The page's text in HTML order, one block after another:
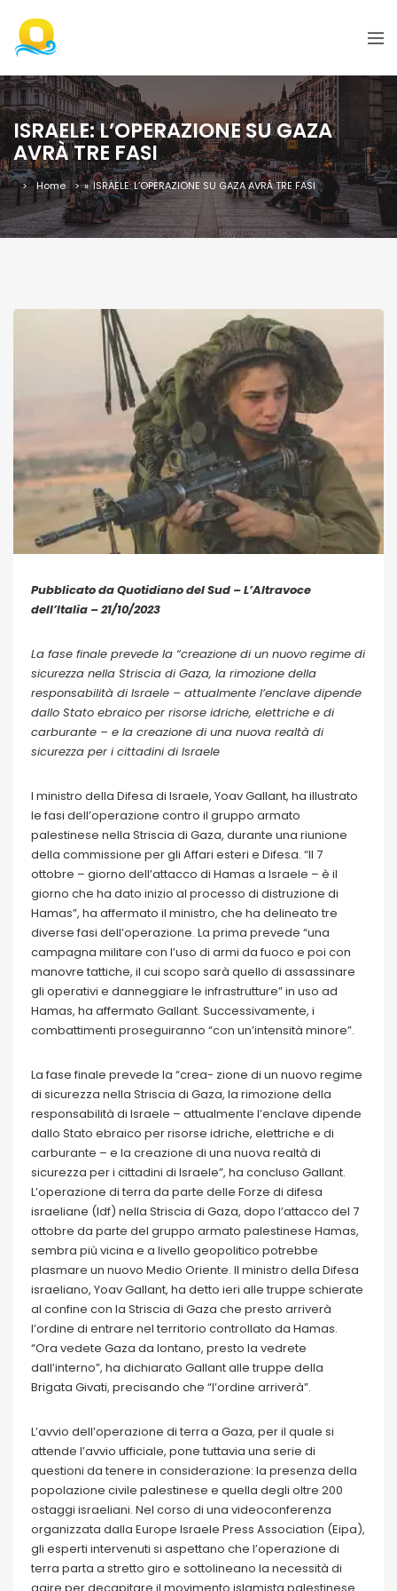
ISRAELE: L’OPERAZIONE SU GAZA
AVRÀ TRE FASI
Home » ISRAELE: L’OPERAZIONE SU GAZA AVRÀ TRE FASI
Pubblicato da Quotidiano del Sud – L’Altravoce
dell’Italia – 21/10/2023
La fase finale prevede la “creazione di un nuovo regime di
sicurezza nella Striscia di Gaza, la rimozione della
responsabilità di Israele – attualmente l’enclave dipende
dallo Stato ebraico per risorse idriche, elettriche e di
carburante – e la creazione di una nuova realtà di
sicurezza per i cittadini di Israele
l ministro della Difesa di Israele, Yoav Gallant, ha illustrato
le fasi dell’operazione contro il gruppo armato
palestinese nella Striscia di Gaza, durante una riunione
della commissione per gli Affari esteri e Difesa. “Il 7
ottobre – giorno dell’attacco di Hamas a Israele – è il
giorno che ha dato inizio al processo di distruzione di
Hamas”, ha affermato il ministro, che ha delineato tre
diverse fasi dell’operazione. La prima prevede “una
campagna militare con l’uso di armi da fuoco e poi con
manovre tattiche, il cui scopo sarà quello di assassinare
gli operativi e danneggiare le infrastrutture” in uso ad
Hamas, ha affermato Gallant. Successivamente, i
combattimenti proseguiranno “con un’intensità minore”.
La fase finale prevede la “crea- zione di un nuovo regime
di sicurezza nella Striscia di Gaza, la rimozione della
responsabilità di Israele – attualmente l’enclave dipende
dallo Stato ebraico per risorse idriche, elettriche e di
carburante – e la creazione di una nuova realtà di
sicurezza per i cittadini di Israele”, ha concluso Gallant.
L’operazione di terra da parte delle Forze di difesa
israeliane (Idf) nella Striscia di Gaza, dopo l’attacco del 7
ottobre da parte del gruppo armato palestinese Hamas,
sembra più vicina e a livello geopolitico potrebbe
plasmare un nuovo Medio Oriente. Il ministro della Difesa
israeliano, Yoav Gallant, ha detto ieri alle truppe schierate
al confine con la Striscia di Gaza che presto arriverà
l’ordine di entrare nel territorio controllato da Hamas.
“Ora vedete Gaza da lontano, presto la vedrete
dall’interno”, ha dichiarato Gallant alle truppe della
Brigata Givati, precisando che “l’ordine arriverà”.
L’avvio dell’operazione di terra a Gaza, per il quale si
attende l’avvio ufficiale, pone tuttavia una serie di
questioni da tenere in considerazione: la presenza della
popolazione civile palestinese e quella degli oltre 200
ostaggi israeliani. Nel corso di una videoconferenza
organizzata dalla Europe Israele Press Association (Eipa),
gli esperti intervenuti si aspettano che l’operazione di
terra parta a stretto giro e sottolineano la necessità di